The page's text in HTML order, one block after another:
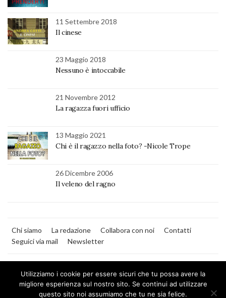
11 Settembre 2018
Il cinese
23 Maggio 2018
Nessuno è intoccabile
21 Novembre 2012
La ragazza fuori ufficio
13 Maggio 2021
Chi è il ragazzo nella foto? -Nicole Trope
26 Dicembre 2006
Il veleno del ragno
Chi siamo La redazione Collabora con noi
Contatti
Seguici via mail
Newsletter
Utilizziamo i cookie per essere sicuri che tu possa avere la
migliore esperienza sul nostro sito. Se continui ad utilizzare
questo sito noi assumiamo che tu ne sia felice.